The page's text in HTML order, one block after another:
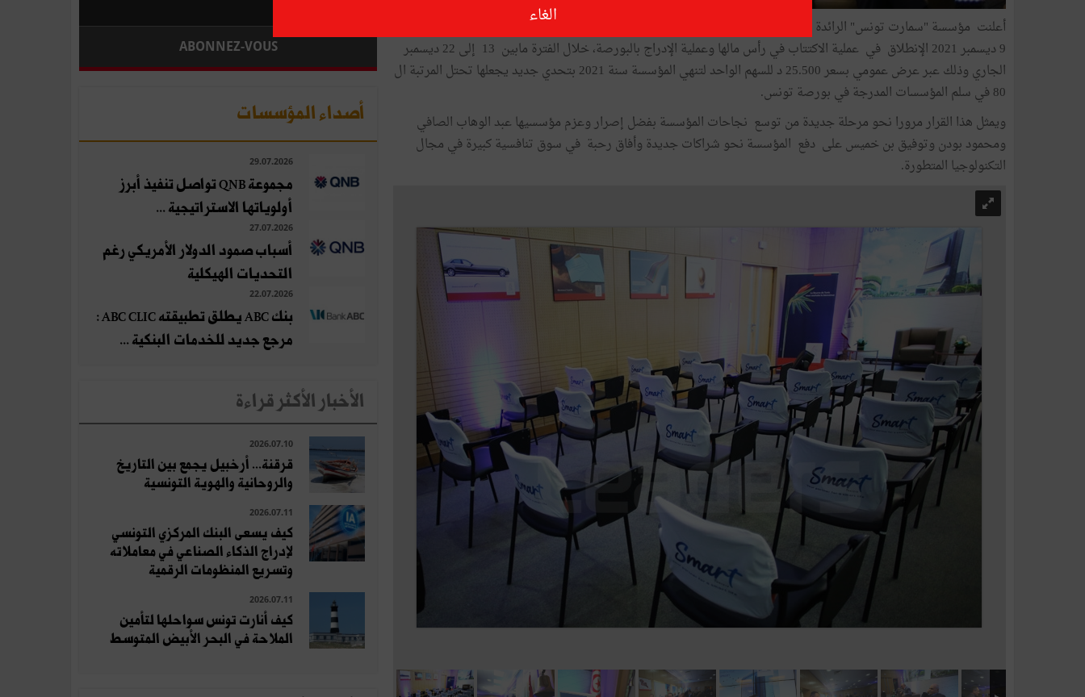
أعلنت مؤسسة "سمارت تونس" الرائدة في مجال الإعلامية والمعدات الخاصة بتكنولوجيات الإعلام والاتصال رسميا الخميس
9 ديسمبر 2021 الإنطلاق في عملية الاكتتاب في رأس مالها وعملية الإدراج بالبورصة، خلال الفترة مابين 13 إلى 22 ديسمبر
الجاري وذلك عبر عرض عمومي بسعر 25.500 د للسهم الواحد لتنهي المؤسسة سنة 2021 بتحدي جديد يجعلها تحتل المرتبة ال
80 في سلم المؤسسات المدرجة في بورصة تونس.
ويمثل هذا القرار مرورا نحو مرحلة جديدة من توسع نجاحات المؤسسة بفضل إصرار وعزم مؤسسيها عبد الوهاب الصافي
ومحمود بودن وتوفيق بن خميس على دفع المؤسسة نحو شراكات جديدة وأفاق رحبة في سوق تنافسية كبيرة في مجال
التكنولوجيا المتطورة.
ABONNEZ-VOUS
أصداء المؤسسات
29.07.2026
مجموعة QNB تواصل تنفيذ أبرز
أولوياتها الاستراتيجية ...
27.07.2026
أسباب صمود الدولار الأمريكي رغم
التحديات الهيكلية
22.07.2026
بنك ABC يطلق تطبيقته ABC CLIC :
مرجع جديد للخدمات البنكية ...
الأخبار الأكثر قراءة
2026.07.10
قرقنة... أرخبيل يجمع بين التاريخ
والروحانية والهوية التونسية
2026.07.11
كيف يسعى البنك المركزي التونسي
لإدراج الذكاء الصناعي في معاملاته
وتسريع المنظومات الرقمية
2026.07.11
كيف أنارت تونس سواحلها لتأمين
الملاحة في البحر الأبيض المتوسط
الغاء